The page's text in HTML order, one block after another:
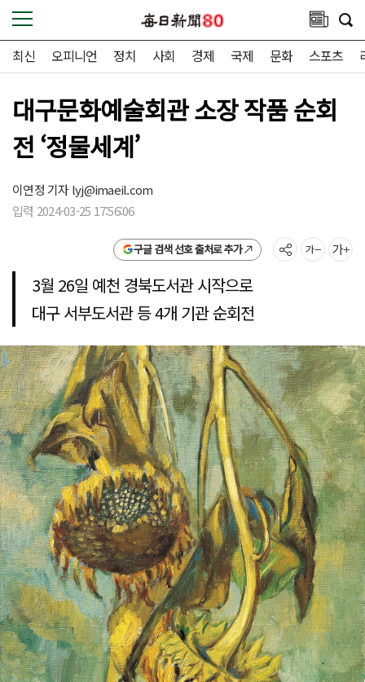
최신 오피니언 정치 사회 경제 국제 문화 스포츠
대구문화예술회관 소장 작품 순회
전 ‘정물세계’
이연정 기자lyj@imaeil.com
입력 2024-03-25 17:56:06
구글 검색 선호 출처로 추가
3월 26일 예천 경북도서관 시작으로
대구 서부도서관 등 4개 기관 순회전